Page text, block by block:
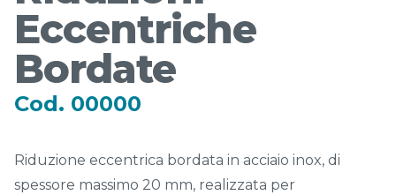
Eccentriche
Bordate
Cod. 00000
Riduzione eccentrica bordata in acciaio inox, di
spessore massimo 20 mm, realizzata per